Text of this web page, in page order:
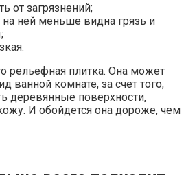
от загрязнений;
на ней меньше видна грязь и
рельефная плитка. Она может
ванной комнате, за счет того,
деревянные поверхности,
И обойдется она дороже, чем